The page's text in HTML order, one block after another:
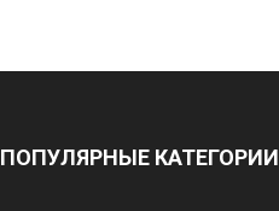
ПОПУЛЯРНЫЕ КАТЕГОРИИ